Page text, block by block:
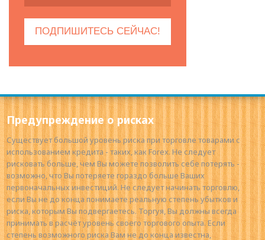
Предупреждение о рисках
Существует большой уровень риска при торговле товарами с
использованием кредита - таких, как Forex. Не следует
рисковать больше, чем Вы можете позволить себе потерять -
возможно, что Вы потеряете гораздо больше Ваших
первоначальных инвестиций. Не следует начинать торговлю,
если Вы не до конца понимаете реальную степень убытков и
риска, которым Вы подвергаетесь. Торгуя, Вы должны всегда
принимать в расчёт уровень своего торгового опыта. Если
степень возможного риска Вам не до конца известна,